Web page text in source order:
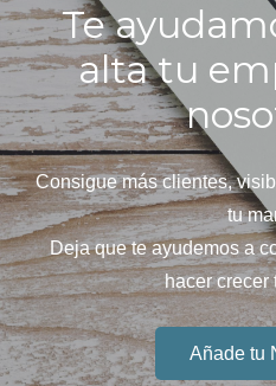
Te
alta tu
Consigue más clientes,
tu
Deja que te ayudemos a
hacer crecer
Añade tu